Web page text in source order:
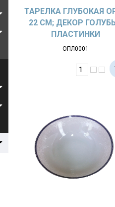
ТАРЕЛКА ГЛУБОКАЯ
22 СМ; ДЕКОР
ПЛАСТИНКИ
ОПЛ0001